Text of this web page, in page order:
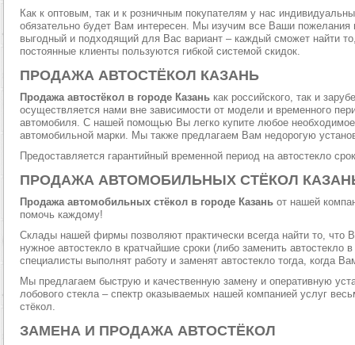
Как к оптовым, так и к розничным покупателям у нас
обязательно будет Вам интересен. Мы изучим все Ваши пожелания
выгодный и подходящий для Вас вариант – каждый сможет найти
постоянные клиенты пользуются гибкой системой скидок.
ПРОДАЖА АВТОСТЁКОЛ КАЗАНЬ
Продажа автостёкол в городе Казань как российского, так и
осуществляется нами вне зависимости от модели и временного
автомобиля. С нашей помощью Вы легко купите любое
автомобильной марки. Мы также предлагаем Вам недорогую
Предоставляется гарантийный временной период на автостекло
ПРОДАЖА АВТОМОБИЛЬНЫХ СТЁКОЛ
Продажа автомобильных стёкол в городе Казань от нашей
помочь каждому!
Склады нашей фирмы позволяют практически всегда найти то,
нужное автостекло в кратчайшие сроки (либо заменить
специалисты выполнят работу и заменят автостекло тогда, когда
Мы предлагаем быструю и качественную замену и оперативную
лобового стекла – спектр оказываемых нашей компанией услуг
стёкол.
ЗАМЕНА И ПРОДАЖА АВТОСТЁКОЛ